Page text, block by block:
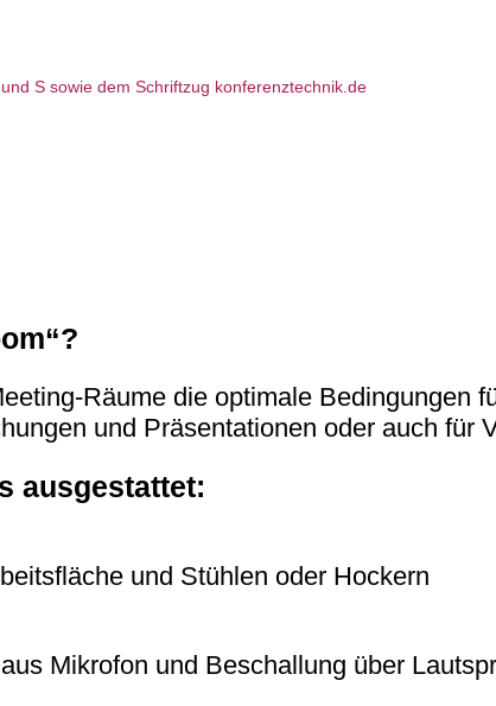
Räume die optimale Bedingungen
und Präsentationen oder auch für
ausgestattet:
und Stühlen oder Hockern
Mikrofon und Beschallung über